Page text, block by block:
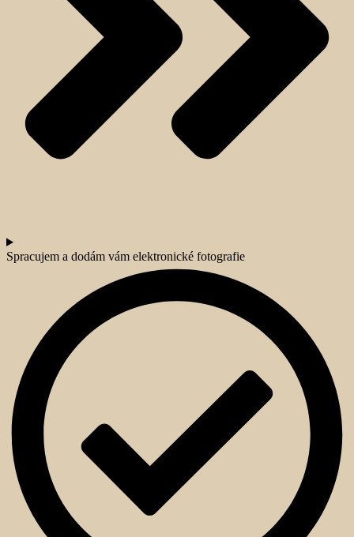
Spracujem a dodám vám elektronické fotografie